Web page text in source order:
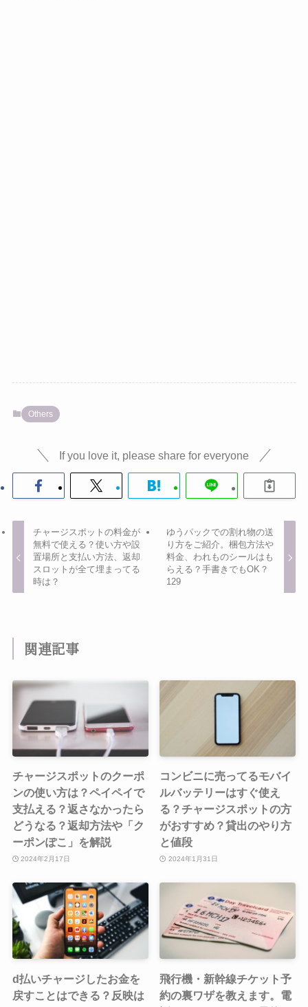
Others
If you love it, please share for everyone
チャージスポットの料金が
無料で使える？使い方や設
置場所と支払い方法、返却
スロットが全て埋まってる
時は？
ゆうパックでの割れ物の送
り方をご紹介。梱包方法や
料金、われものシールはも
らえる？手書きでもOK？
129
関連記事
チャージスポットのクーポ
ンの使い方は？ペイペイで
支払える？返さなかったら
どうなる？返却方法や「ク
ーポンぽこ」を解説
2024年2月17日
コンビニに売ってるモバイ
ルバッテリーはすぐ使え
る？チャージスポットの方
がおすすめ？貸出のやり方
と値段
2024年1月31日
d払いチャージしたお金を
戻すことはできる？反映は
飛行機・新幹線チケット予
約の裏ワザを教えます。電